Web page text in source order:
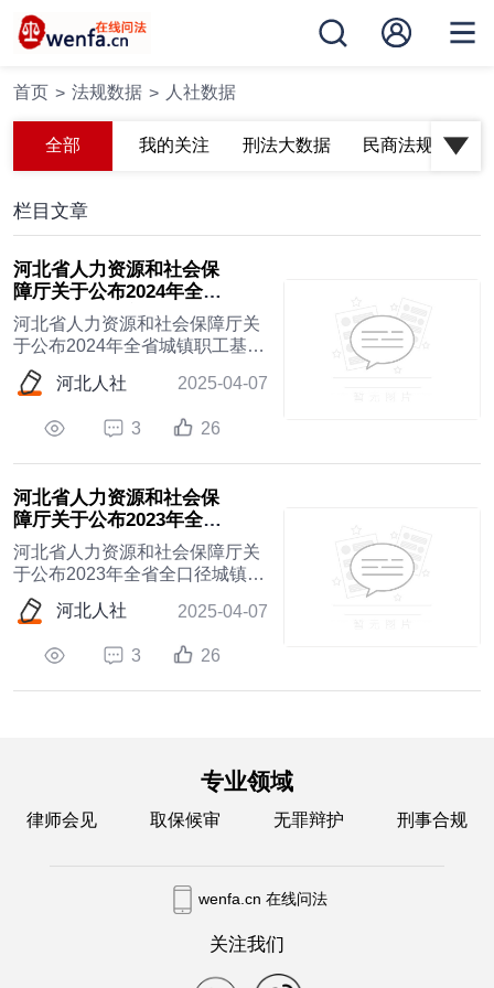
首页 > 法规数据 > 人社数据
全部 我的关注 刑法大数据 民商法规
栏目文章
河北省人力资源和社会保
障厅关于公布2024年全省
城镇职工基本养老保险基
本养老...
河北省人力资源和社会保障厅关
于公布2024年全省城镇职工基本
养老保险基本养老金计发基数
河北人社 2025-04-07
3 26
河北省人力资源和社会保
障厅关于公布2023年全省
全口径城镇单位就业人员
年平均...
河北省人力资源和社会保障厅关
于公布2023年全省全口径城镇单
位就业人员年平均工资数据的通
知
河北人社 2025-04-07
3 26
专业领域
律师会见 取保候审 无罪辩护 刑事合规
wenfa.cn 在线问法
关注我们